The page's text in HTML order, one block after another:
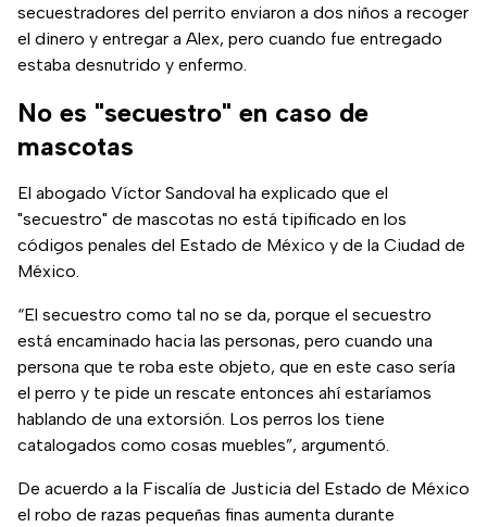
secuestradores del perrito enviaron a dos niños a recoger
el dinero y entregar a Alex, pero cuando fue entregado
estaba desnutrido y enfermo.
No es "secuestro" en caso de
mascotas
El abogado Víctor Sandoval ha explicado que el
"secuestro" de mascotas no está tipificado en los
códigos penales del Estado de México y de la Ciudad de
México.
“El secuestro como tal no se da, porque el secuestro
está encaminado hacia las personas, pero cuando una
persona que te roba este objeto, que en este caso sería
el perro y te pide un rescate entonces ahí estaríamos
hablando de una extorsión. Los perros los tiene
catalogados como cosas muebles”, argumentó.
De acuerdo a la Fiscalía de Justicia del Estado de México
el robo de razas pequeñas finas aumenta durante